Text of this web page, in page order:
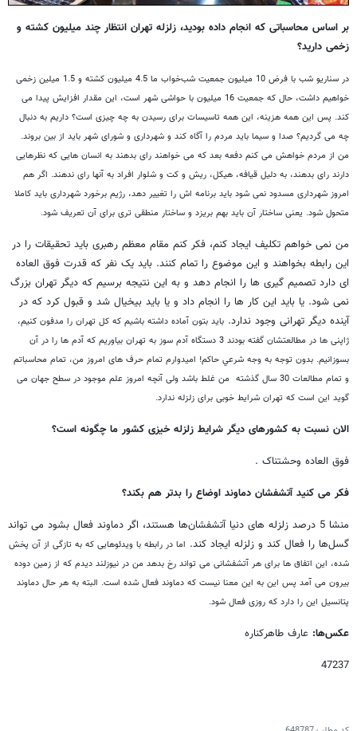
بر اساس محاسباتی که انجام داده بودید، زلزله تهران انتظار چند میلیون کشته و
زخمی دارید؟
در سناریو شب با فرض 10 میلیون جمعیت شب‌خواب ما 4.5 میلیون کشته و 1.5 میلین زخمی
خواهیم داشت، حال که جمعیت 16 میلیون با حواشی شهر است، این مقدار افزایش پیدا می
کند. پس این همه هزینه، این همه تاسیسات برای رسیدن به چه چیزی است؟ داریم به دنبال
چه می گردیم؟ صدا و سیما باید مردم را آگاه کند و شهرداری و شورای شهر باید از بین بروند.
من از مردم خواهش می کنم دفعه بعد که می خواهند رای بدهند به انسان هایی که نظرهایی
دارند رای بدهند، به دلیل قیافه، هیکل، ریش و کت و شلوار افراد به آنها رای ندهند. اگر هم
امروز شهرداری مسدود نمی شود باید برنامه اش را تغییر دهد، رژیم برخورد شهرداری باید کاملا
متحول شود. یعنی ساختار آن باید بهم بریزد و ساختار منطقی تری برای آن تعریف شود.
من نمی خواهم تکلیف ایجاد کنم، فکر کنم مقام معظم رهبری باید تحقیقات را در
این رابطه بخواهند و این موضوع را تمام کنند. باید یک نفر که قدرت فوق العاده
ای دارد تصمیم گیری ها را انجام دهد و به این نتیجه برسیم که دیگر تهران بزرگ
نمی شود. یا باید این کار ها را انجام داد و یا باید بیخیال شد و قبول کرد که در
آینده دیگر تهرانی وجود ندارد. باید بتون آماده داشته باشیم که کل تهران را مدفون کنیم،
ژاپنی ها در مطالعتشان گفته بودند 3 دستگاه آدم سوز به تهران بیاوریم که آدم ها را در آن
بسوزانیم. بدون توجه به وجه شرعي حاكم! امیدوارم تمام حرف های امروز من، تمام محاسباتم
و تمام مطالعات 30 سال گذشته من غلط باشد ولی آنچه امروز علم موجود در سطح جهان می
گوید این است که تهران شرایط خوبی برای زلزله ندارد.
الان نسبت به کشورهای دیگر شرایط زلزله خیزی کشور ما چگونه است؟
فوق العاده وحشتناک .
فکر می کنید آتشفشان دماوند اوضاع را بدتر هم بکند؟
منشا 5 درصد زلزله های دنیا آتشفشان‌ها هستند، اگر دماوند فعال بشود می تواند
گسل‌ها را فعال کند و زلزله ایجاد کند. اما در رابطه با ویدئوهایی که به تازگی از آن پخش
شده، این اتفاق ها برای هر آتشفشانی می تواند رخ بدهد من در نیوزلند دیدم که از زمین دوده
بیرون می آمد پس این به این معنا نیست که دماوند فعال شده است. البته به هر حال دماوند
پتانسیل این را دارد که روزی فعال شود.
عکس‌ها: عارف طاهرکناره
47237